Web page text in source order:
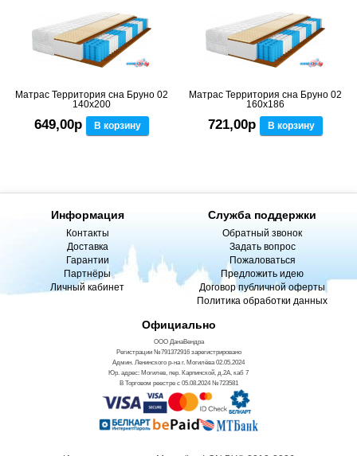
Матрас Территория сна Бруно 02
140x200
649,00р В корзину
Матрас Территория сна Бруно 02
160x186
721,00р В корзину
Информация
Контакты
Доставка
Гарантии
Партнёры
Личный кабинет
Служба поддержки
Обратный звонок
Задать вопрос
Пожаловаться
Предложить идею
Договор публичной оферты
Политика обработки данных
Официально
ООО ДанаВендра
Регистрации №791372916 зарегистрировано
Админ. Ленинского р-на г. Могилёва 02.05.2024
Юр. адрес: Могилев, пер. Карпинской, д.2А, каб 7
В Торговом реестре с 05.08.2024 №723581